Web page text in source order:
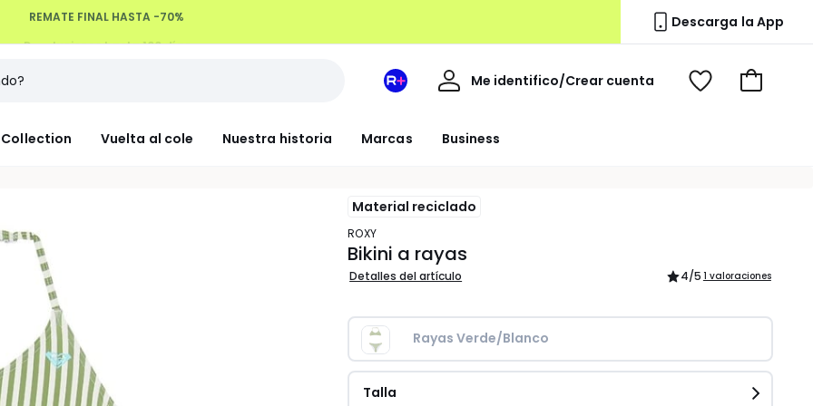
Devoluciones hasta 100 días Descarga la App
Collection Vuelta al cole Nuestra historia Marcas Business
Mi
Redoute
Me identifico/Crear cuenta
Mi
Ver
Ir
Material reciclado
ROXY
Bikini a rayas
Detalles del artículo 4/5 1 valoraciones
Rayas Verde/Blanco
Talla